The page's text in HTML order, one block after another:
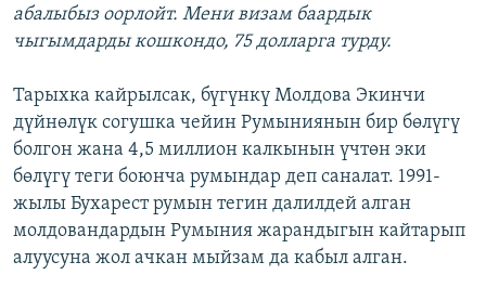
абалыбыз оорлойт. Мени визам баардык
чыгымдарды кошкондо, 75 долларга турду.
Тарыхка кайрылсак, бүгүнкү Молдова Экинчи
дүйнөлүк согушка чейин Румыниянын бир бөлүгү
болгон жана 4,5 миллион калкынын үчтөн эки
бөлүгү теги боюнча румындар деп саналат. 1991-
жылы Бухарест румын тегин далилдей алган
молдовандардын Румыния жарандыгын кайтарып
алуусуна жол ачкан мыйзам да кабыл алган.